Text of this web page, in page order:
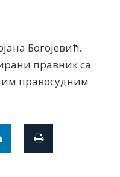
Богојевић,
правник са
правосудним